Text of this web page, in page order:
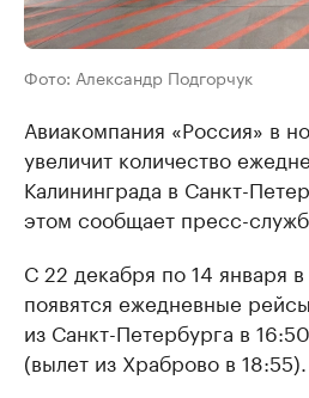
Фото: Александр Подгорчук
Авиакомпания «Россия» в
увеличит количество
Калининграда в Санкт-
этом сообщает пресс-
С 22 декабря по 14 января
появятся ежедневные
из Санкт-Петербурга в
(вылет из Храброво в 18:55).